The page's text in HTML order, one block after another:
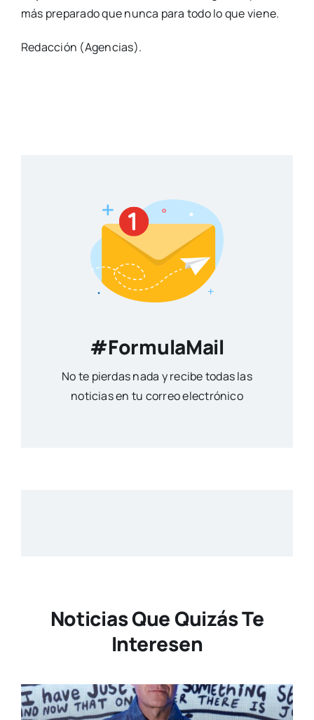
más preparado que nunca para todo lo que viene.
Redacción (Agencias).
#FormulaMail
No te pierdas nada y recibe todas las
noticias en tu correo electrónico
Noticias Que Quizás Te
Interesen